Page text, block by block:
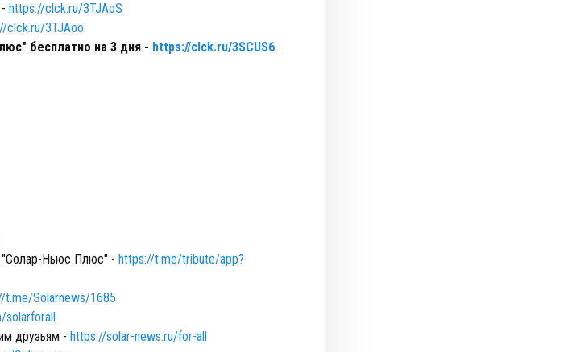
https://clck.ru/3TJAoS
clck.ru/3TJAoo
бесплатно на 3 дня - https://clck.ru/3SCUS6
"Солар-Ньюс Плюс" - https://t.me/tribute/app?
t.me/Solarnews/1685
solarforall
друзьям - https://solar-news.ru/for-all